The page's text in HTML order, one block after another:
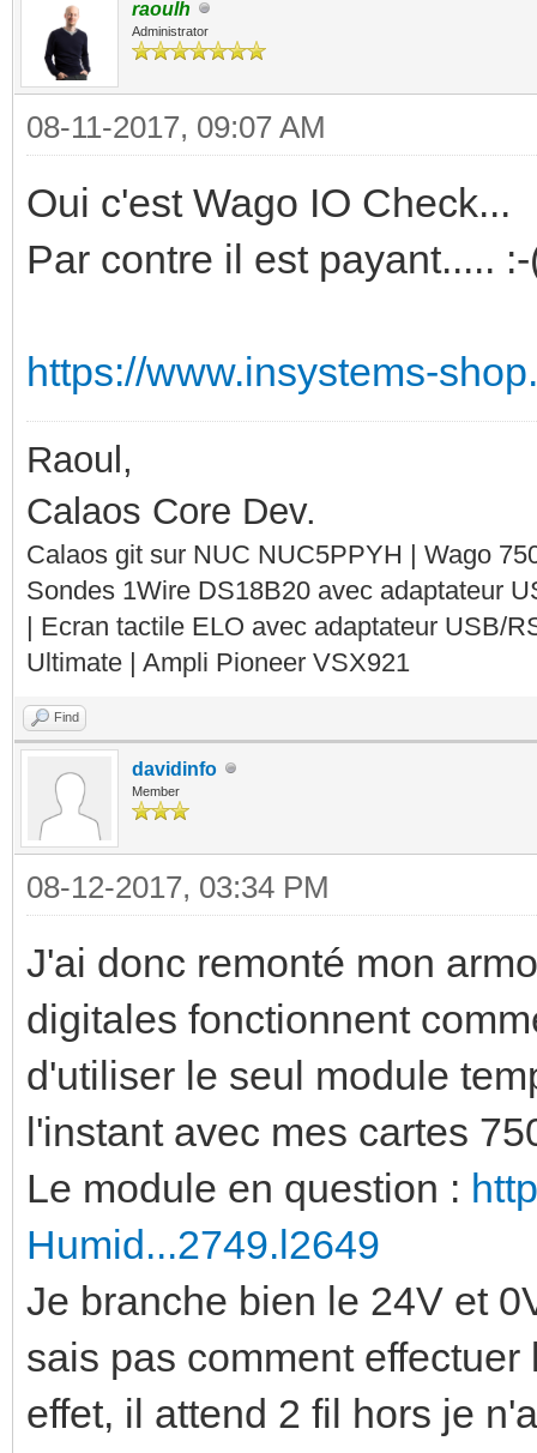
raoulh
Administrator
08-11-2017, 09:07 AM
Oui c'est Wago IO Check...
Par contre il est payant.....
https://www.insystems-
Raoul,
Calaos Core Dev.
Calaos git sur NUC NUC5PPYH | Wago
Sondes 1Wire DS18B20 avec adaptateur
| Ecran tactile ELO avec adaptateur USB/
Ultimate | Ampli Pioneer VSX921
Find
davidinfo
Member
08-12-2017, 03:34 PM
J'ai donc remonté mon
digitales fonctionnent
d'utiliser le seul module
l'instant avec mes cartes
Le module en question :
Humid...2749.l2649
Je branche bien le 24V et
sais pas comment
effet, il attend 2 fil hors je